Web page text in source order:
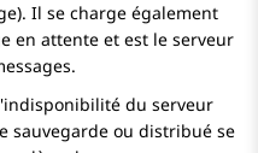
Il se charge également
en attente et est le serveur
du serveur
sauvegarde ou distribué se